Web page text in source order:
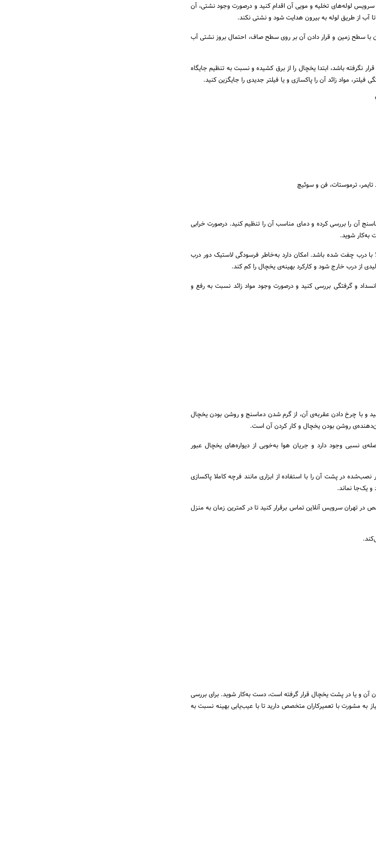
لوله‌های تخلیه و مویی آن اقدام کنید و درصورت وجود نشتی، آن
تا آب از طریق لوله به بیرون هدایت شود و نشتی نکند.
با سطح زمین و قرار دادن آن بر روی سطح صاف، احتمال بروز نشتی آب
نگرفته باشد، ابتدا یخچال را از برق کشیده و نسبت به تنظیم جایگاه
فیلتر، مواد زائد آن را پاکسازی و یا فیلتر جدیدی را جایگزین کنید.
تایمر، ترموستات، فن و سوئیچ
آن را بررسی کرده و دمای مناسب آن را تنظیم کنید. درصورت خرابی
شوید.
با درب چفت شده باشد. امکان دارد به‌خاطر فرسودگی لاستیک دور درب
از درب خارج شود و کارکرد بهینه‌ی یخچال را کم کند.
و گرفتگی بررسی کنید و درصورت وجود مواد زائد نسبت به رفع و
و با چرخ دادن عقربه‌ی آن، از گرم شدن دماسنج و روشن بودن یخچال
روشن بودن یخچال و کار کردن آن است.
نسبی وجود دارد و جریان هوا به‌خوبی از دیواره‌های یخچال عبور
نصب‌شده در پشت آن را با استفاده از ابزاری مانند فرچه کاملا پاکسازی
یک‌جا نماند.
در تهران سرویس آنلاین تماس برقرار کنید تا در کمترین زمان به منزل
آن و یا در پشت یخچال قرار گرفته است، دست به‌کار شوید. برای بررسی
مشورت با تعمیرکاران متخصص دارید تا با عیب‌یابی بهینه نسبت به